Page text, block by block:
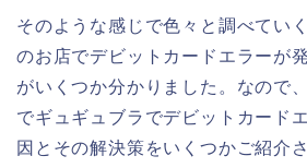
そのような感じで色々と調べてい
のお店でデビットカードエラーが
がいくつか分かりました。なので
でギュギュブラでデビットカード
因とその解決策をいくつかご紹介